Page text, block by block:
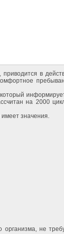
в
на 2000
значения.
организма, не